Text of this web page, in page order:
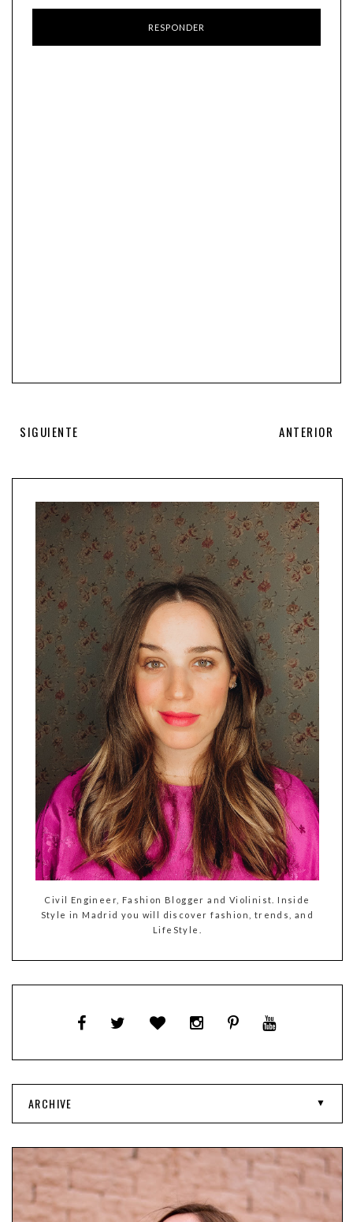
RESPONDER
SIGUIENTE ANTERIOR
Civil Engineer, Fashion Blogger and Violinist. Inside
Style in Madrid you will discover fashion, trends, and
LifeStyle.
ARCHIVE